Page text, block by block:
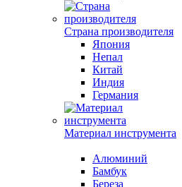
Страна производителя
Япония
Непал
Китай
Индия
Германия
Материал инструмента
Алюминий
Бамбук
Береза